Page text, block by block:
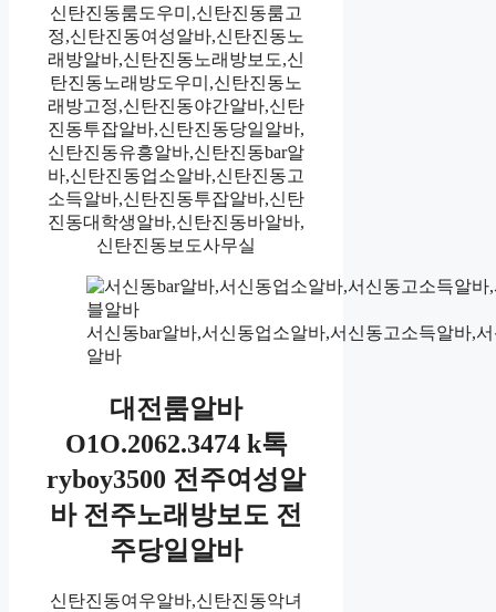
신탄진동룸도우미,신탄진동룸고
정,신탄진동여성알바,신탄진동노
래방알바,신탄진동노래방보도,신
탄진동노래방도우미,신탄진동노
래방고정,신탄진동야간알바,신탄
진동투잡알바,신탄진동당일알바,
신탄진동유흥알바,신탄진동bar알
바,신탄진동업소알바,신탄진동고
소득알바,신탄진동투잡알바,신탄
진동대학생알바,신탄진동바알바,
신탄진동보도사무실
서신동bar알바,서신동업소알바,서신동고소득알바,
알바
대전룸알바
O1O.2062.3474 k톡
ryboy3500 전주여성알
바 전주노래방보도 전
주당일알바
신탄진동여우알바,신탄진동악녀